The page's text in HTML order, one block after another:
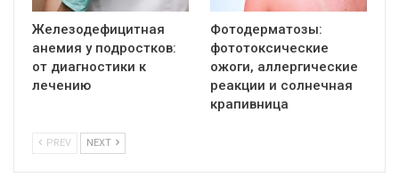
Железодефицитная
анемия у подростков:
от диагностики к
лечению
Фотодерматозы:
фототоксические
ожоги, аллергические
реакции и солнечная
крапивница
PREV NEXT